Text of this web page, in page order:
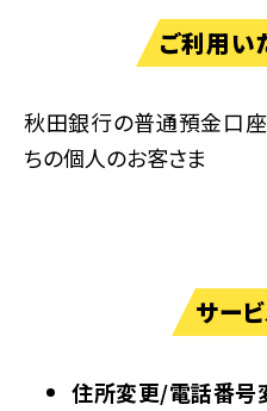
ご利用い
秋田銀行の普通預金口
ちの個人のお客さま
サー
住所変更/電話番号